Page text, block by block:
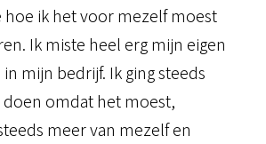
hoe ik het voor mezelf moest
Ik miste heel erg mijn eigen
mijn bedrijf. Ik ging steeds
omdat het moest,
meer van mezelf en